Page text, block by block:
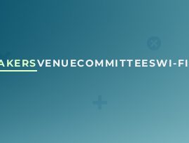
VENUECOMMITTEESWI-FI